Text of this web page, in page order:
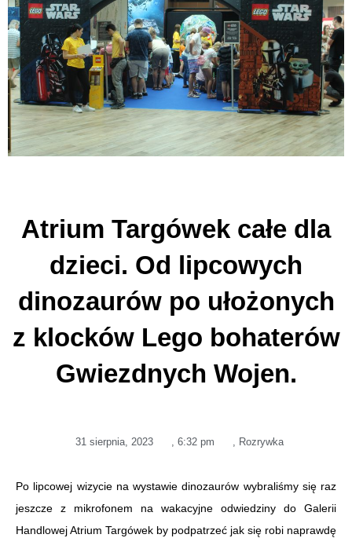
Atrium Targówek całe dla
dzieci. Od lipcowych
dinozaurów po ułożonych
z klocków Lego bohaterów
Gwiezdnych Wojen.
31 sierpnia, 2023 , 6:32 pm , Rozrywka
Po lipcowej wizycie na wystawie dinozaurów wybraliśmy się raz
jeszcze z mikrofonem na wakacyjne odwiedziny do Galerii
Handlowej Atrium Targówek by podpatrzeć jak się robi naprawdę